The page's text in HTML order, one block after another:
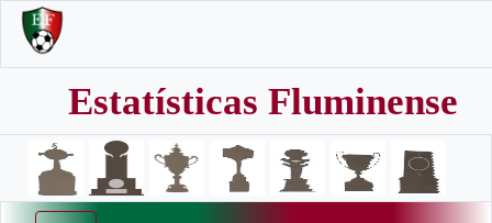
Estatísticas Fluminense